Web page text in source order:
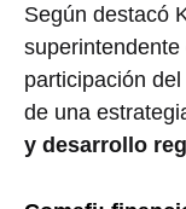
Según destacó
participación
de una
y desarrollo